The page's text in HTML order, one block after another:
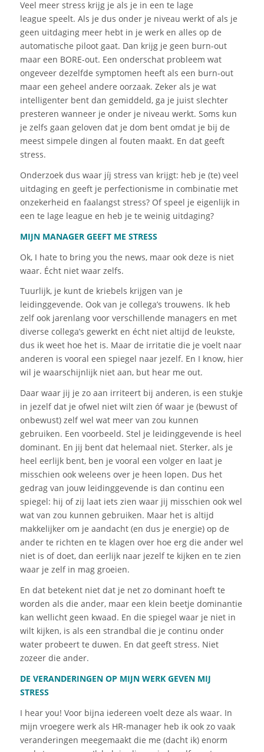
Veel meer stress krijg je als je in een te lage
league speelt. Als je dus onder je niveau werkt of als je
geen uitdaging meer hebt in je werk en alles op de
automatische piloot gaat. Dan krijg je geen burn-out
maar een BORE-out. Een onderschat probleem wat
ongeveer dezelfde symptomen heeft als een burn-out
maar een geheel andere oorzaak. Zeker als je wat
intelligenter bent dan gemiddeld, ga je juist slechter
presteren wanneer je onder je niveau werkt. Soms kun
je zelfs gaan geloven dat je dom bent omdat je bij de
meest simpele dingen al fouten maakt. En dat geeft
stress.
Onderzoek dus waar jíj stress van krijgt: heb je (te) veel
uitdaging en geeft je perfectionisme in combinatie met
onzekerheid en faalangst stress? Of speel je eigenlijk in
een te lage league en heb je te weinig uitdaging?
MIJN MANAGER GEEFT ME STRESS
Ok, I hate to bring you the news, maar ook deze is niet
waar. Écht niet waar zelfs.
Tuurlijk, je kunt de kriebels krijgen van je
leidinggevende. Ook van je collega’s trouwens. Ik heb
zelf ook jarenlang voor verschillende managers en met
diverse collega’s gewerkt en écht niet altijd de leukste,
dus ik weet hoe het is. Maar de irritatie die je voelt naar
anderen is vooral een spiegel naar jezelf. En I know, hier
wil je waarschijnlijk niet aan, but hear me out.
Daar waar jij je zo aan irriteert bij anderen, is een stukje
in jezelf dat je ofwel niet wilt zien óf waar je (bewust of
onbewust) zelf wel wat meer van zou kunnen
gebruiken. Een voorbeeld. Stel je leidinggevende is heel
dominant. En jij bent dat helemaal niet. Sterker, als je
heel eerlijk bent, ben je vooral een volger en laat je
misschien ook weleens over je heen lopen. Dus het
gedrag van jouw leidinggevende is dan continu een
spiegel: hij of zij laat iets zien waar jij misschien ook wel
wat van zou kunnen gebruiken. Maar het is altijd
makkelijker om je aandacht (en dus je energie) op de
ander te richten en te klagen over hoe erg die ander wel
niet is of doet, dan eerlijk naar jezelf te kijken en te zien
waar je zelf in mag groeien.
En dat betekent niet dat je net zo dominant hoeft te
worden als die ander, maar een klein beetje dominantie
kan wellicht geen kwaad. En die spiegel waar je niet in
wilt kijken, is als een strandbal die je continu onder
water probeert te duwen. En dat geeft stress. Niet
zozeer die ander.
DE VERANDERINGEN OP MIJN WERK GEVEN MIJ
STRESS
I hear you! Voor bijna iedereen voelt deze als waar. In
mijn vroegere werk als HR-manager heb ik ook zo vaak
veranderingen meegemaakt die me (dacht ik) enorm